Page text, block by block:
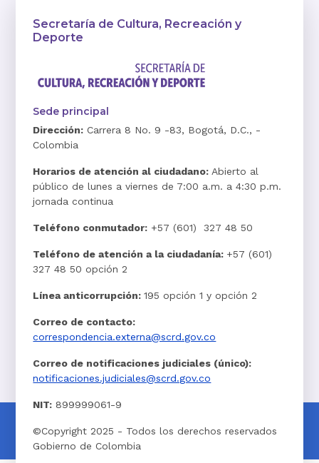
Secretaría de Cultura, Recreación y
Deporte
Sede principal
Dirección: Carrera 8 No. 9 -83, Bogotá, D.C., -
Colombia
Horarios de atención al ciudadano: Abierto al
público de lunes a viernes de 7:00 a.m. a 4:30 p.m.
jornada continua
Teléfono conmutador: +57 (601) 327 48 50
Teléfono de atención a la ciudadanía: +57 (601)
327 48 50 opción 2
Línea anticorrupción:195 opción 1 y opción 2
Correo de contacto:
correspondencia.externa@scrd.gov.co
Correo de notificaciones judiciales (único):
notificaciones.judiciales@scrd.gov.co
NIT: 899999061-9
©Copyright 2025 - Todos los derechos reservados
Gobierno de Colombia